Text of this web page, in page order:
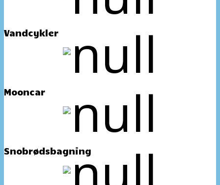
Vandcykler
Mooncar
Snobrødsbagning